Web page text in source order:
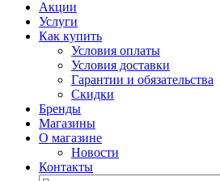
Акции
Услуги
Как купить
Условия оплаты
Условия доставки
Гарантии и обязательства
Скидки
Бренды
Магазины
О магазине
Новости
Контакты